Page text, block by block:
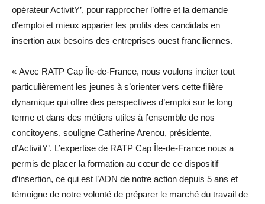
opérateur ActivitY’, pour rapprocher l’offre et la demande
d’emploi et mieux apparier les profils des candidats en
insertion aux besoins des entreprises ouest franciliennes.
« Avec RATP Cap Île-de-France, nous voulons inciter tout
particulièrement les jeunes à s’orienter vers cette filière
dynamique qui offre des perspectives d’emploi sur le long
terme et dans des métiers utiles à l’ensemble de nos
concitoyens, souligne Catherine Arenou, présidente,
d’ActivitY’. L’expertise de RATP Cap Île-de-France nous a
permis de placer la formation au cœur de ce dispositif
d’insertion, ce qui est l’ADN de notre action depuis 5 ans et
témoigne de notre volonté de préparer le marché du travail de